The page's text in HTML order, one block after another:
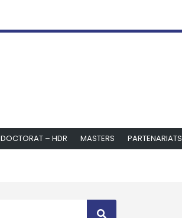
DOCTORAT – HDR MASTERS PARTENARIATS